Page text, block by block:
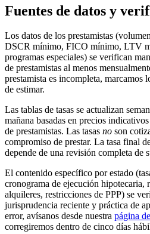
Fuentes de datos y
Los datos de los prestamistas
DSCR mínimo, FICO mínimo, LTV
programas especiales) se verifican
de prestamistas al menos
prestamista es incompleta, marcamos
de estimar.
Las tablas de tasas se actualizan
mañana basadas en precios
de prestamistas. Las tasas no son
compromiso de prestar. La tasa final
depende de una revisión completa de
El contenido específico por estado
cronograma de ejecución hipotecaria,
alquileres, restricciones de PPP) se
jurisprudencia reciente y práctica de
error, avísanos desde nuestra página
corregiremos dentro de cinco días